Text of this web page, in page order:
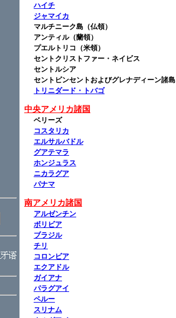
ハイチ
ジャマイカ
マルチニーク島（仏領）
アンティル（蘭領）
プエルトリコ（米領）
セントクリストファー・ネイビス
セントルシア
セントビンセントおよびグレナディーン諸島
トリニダード・トバゴ
中央アメリカ諸国
ベリーズ
コスタリカ
エルサルバドル
グアテマラ
ホンジュラス
ニカラグア
パナマ
南アメリカ諸国
アルゼンチン
ボリビア
ブラジル
チリ
コロンビア
エクアドル
ガイアナ
パラグアイ
ペルー
スリナム